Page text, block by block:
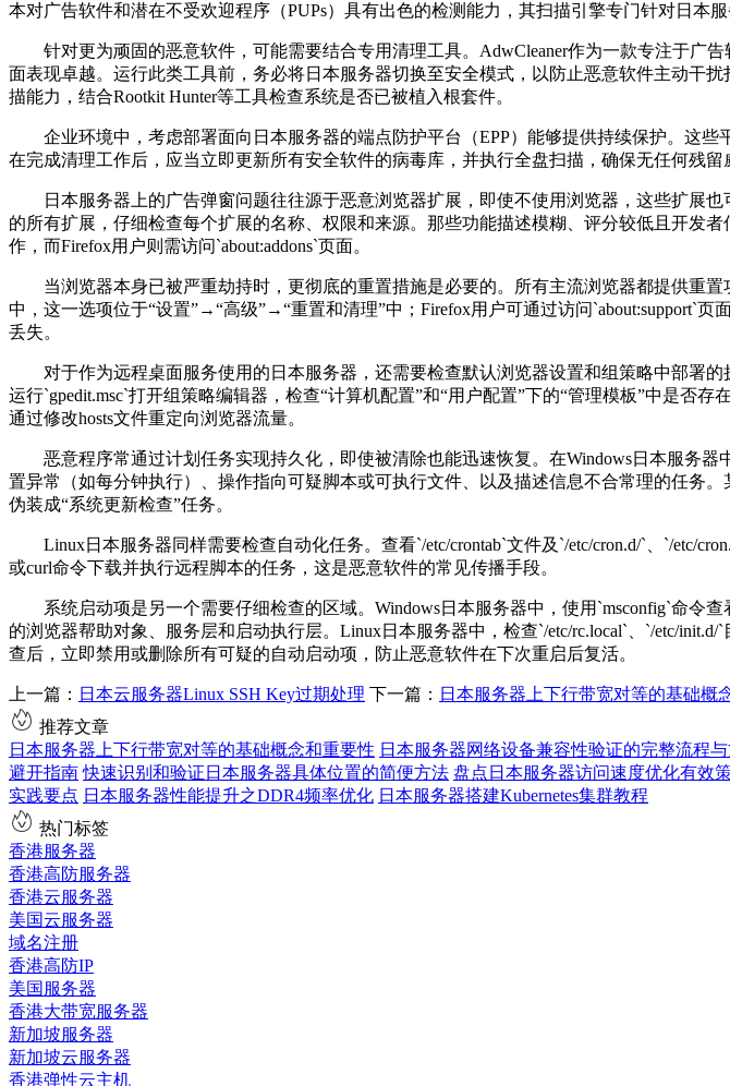
本对广告软件和潜在不受欢迎程序（PUPs）具有出色的检测能力，其扫描引擎专门针对日本
针对更为顽固的恶意软件，可能需要结合专用清理工具。 AdwCleaner作为一款专注于广
面表现卓越。运行此类工具前，务必将日本服务器切换至安全模式，以防止恶意软件主动干扰
描能力，结合Rootkit Hunter等工具检查系统是否已被植入根套件。
企业环境中，考虑部署面向日本服务器的端点防护平台（EPP）能够提供持续保护。这些
在完成清理工作后，应当立即更新所有安全软件的病毒库，并执行全盘扫描，确保无任何残留
日本服务器上的广告弹窗问题往往源于恶意浏览器扩展，即使不使用浏览器，这些扩展
的所有扩展，仔细检查每个扩展的名称、权限和来源。那些功能描述模糊、评分较低且开发者
作，而Firefox用户则需访问`about:addons`页面。
当浏览器本身已被严重劫持时，更彻底的重置措施是必要的。所有主流浏览器都提供重
中，这一选项位于“设置”→“高级”→“重置和清理”中； Firefox用户可通过访问`about:support`页
丢失。
对于作为远程桌面服务使用的日本服务器，还需要检查默认浏览器设置和组策略中部署
运行`gpedit.msc`打开组策略编辑器，检查“计算机配置”和“用户配置”下的“管理模板”中是否存
通过修改hosts文件重定向浏览器流量。
恶意程序常通过计划任务实现持久化，即使被清除也能迅速恢复。在Windows日本服务器
置异常（如每分钟执行）、操作指向可疑脚本或可执行文件、以及描述信息不合常理的任务
伪装成“系统更新检查”任务。
Linux日本服务器同样需要检查自动化任务。查看`/etc/crontab`文件及 `/etc/cron.d/` `/etc/
或curl命令下载并执行远程脚本的任务，这是恶意软件的常见传播手段。
系统启动项是另一个需要仔细检查的区域。 Windows日本服务器中，使用 `msconfig`命令查
的浏览器帮助对象、服务层和启动执行层。 Linux日本服务器中，检查`/etc/rc.local` `/etc/init.d/`
查后，立即禁用或删除所有可疑的自动启动项，防止恶意软件在下次重启后复活。
上一篇： 日本云服务器Linux SSH Key过期处理 下一篇： 日本服务器上下行带宽对等的基础概
推荐文章
日本服务器上下行带宽对等的基础概念和重要性 日本服务器网络设备兼容性验证的完整流程
避开指南 快速识别和验证日本服务器具体位置的简便方法 盘点日本服务器访问速度优化有效
实践要点 日本服务器性能提升之DDR4频率优化 日本服务器搭建Kubernetes集群教程
热门标签
香港服务器
香港高防服务器
香港云服务器
美国云服务器
域名注册
香港高防IP
美国服务器
香港大带宽服务器
新加坡服务器
新加坡云服务器
香港弹性云主机